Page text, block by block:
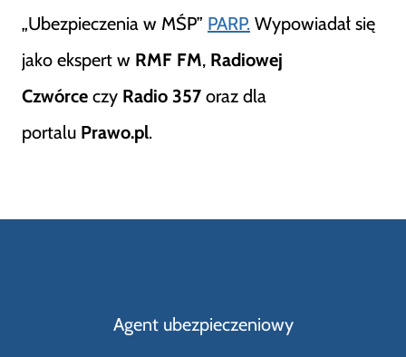
„Ubezpieczenia w MŚP” PARP. Wypowiadał się
jako ekspert w RMF FM, Radiowej
Czwórce czy Radio 357 oraz dla
portalu Prawo.pl.
Agent ubezpieczeniowy